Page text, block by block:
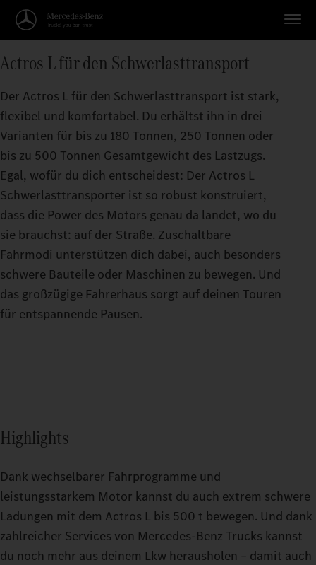
Actros L für den Schwerlasttransport
Der Actros L für den Schwerlasttransport ist stark,
flexibel und komfortabel. Du erhältst ihn in drei
Varianten für bis zu 180 Tonnen, 250 Tonnen oder
bis zu 500 Tonnen Gesamtgewicht des Lastzugs.
Egal, wofür du dich entscheidest: Der Actros L
Schwerlasttransporter ist so robust konstruiert,
dass die Power des Motors genau da landet, wo du
sie brauchst: auf der Straße. Zuschaltbare
Fahrmodi unterstützen dich dabei, auch besonders
schwere Bauteile oder Maschinen zu bewegen. Und
das großzügige Fahrerhaus sorgt auf deinen Touren
für entspannende Pausen.
Highlights
Dank wechselbarer Fahrprogramme und
leistungsstarkem Motor kannst du auch extrem schwere
Ladungen mit dem Actros L bis 500 t bewegen. Und dank
zahlreicher Services von Mercedes‑Benz Trucks kannst
du noch mehr aus deinem Lkw herausholen – damit auch